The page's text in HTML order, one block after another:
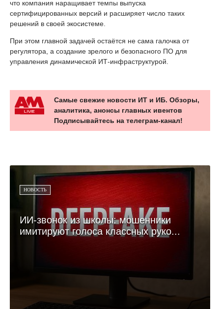
что компания наращивает темпы выпуска
сертифицированных версий и расширяет число таких
решений в своей экосистеме.
При этом главной задачей остаётся не сама галочка от
регулятора, а создание зрелого и безопасного ПО для
управления динамической ИТ-инфраструктурой.
Самые свежие новости ИТ и ИБ. Обзоры,
аналитика, анонсы главных ивентов
Подписывайтесь на телеграм-канал!
НОВОСТЬ
ИИ-звонок из школы: мошенники
имитируют голоса классных руко...